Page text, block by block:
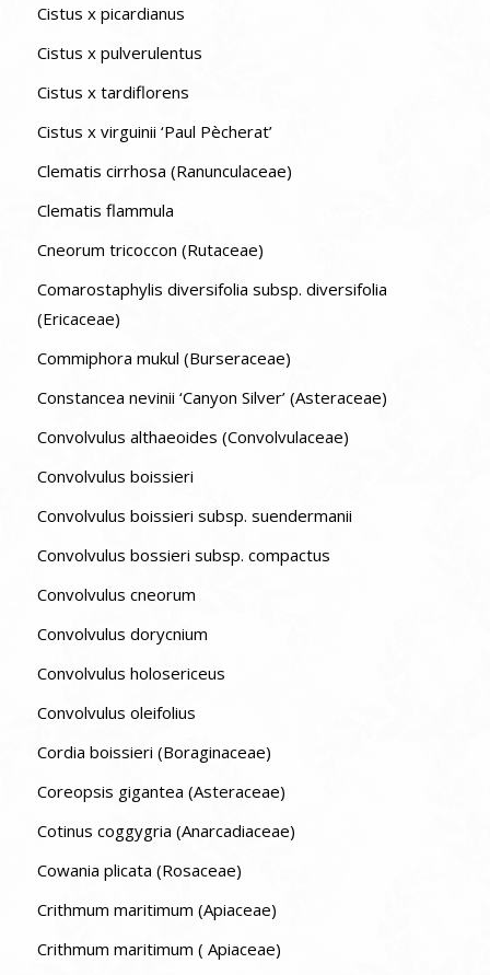
Cistus x picardianus
Cistus x pulverulentus
Cistus x tardiflorens
Cistus x virguinii ‘Paul Pècherat’
Clematis cirrhosa (Ranunculaceae)
Clematis flammula
Cneorum tricoccon (Rutaceae)
Comarostaphylis diversifolia subsp. diversifolia
(Ericaceae)
Commiphora mukul (Burseraceae)
Constancea nevinii ‘Canyon Silver’ (Asteraceae)
Convolvulus althaeoides (Convolvulaceae)
Convolvulus boissieri
Convolvulus boissieri subsp. suendermanii
Convolvulus bossieri subsp. compactus
Convolvulus cneorum
Convolvulus dorycnium
Convolvulus holosericeus
Convolvulus oleifolius
Cordia boissieri (Boraginaceae)
Coreopsis gigantea (Asteraceae)
Cotinus coggygria (Anarcadiaceae)
Cowania plicata (Rosaceae)
Crithmum maritimum (Apiaceae)
Crithmum maritimum ( Apiaceae)